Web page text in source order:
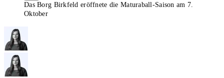
Das Borg Birkfeld eröffnete die Maturaball-Saison am 7.
Oktober